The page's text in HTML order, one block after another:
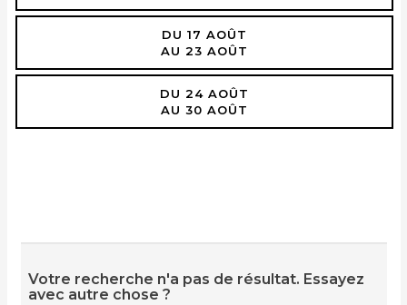
DU 17 AOÛT
AU 23 AOÛT
DU 24 AOÛT
AU 30 AOÛT
Votre recherche n'a pas de résultat. Essayez
avec autre chose ?